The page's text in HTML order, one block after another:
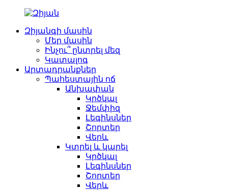
Զիյանգի մասին
Մեր մասին
Ինչու՞ ընտրել մեզ
Կատալոգ
Արտադրանքներ
Պահեստային ոճ
Անխափան
Կրծկալ
Ջեմփիզ
Լեգինսներ
Շորտեր
Վերև
Կտրել և կարել
Կրծկալ
Լեգինսներ
Շորտեր
Վերև